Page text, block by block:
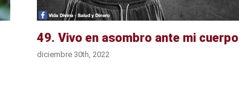
49. Vivo en asombro ante mi cuerpo
diciembre 30th, 2022